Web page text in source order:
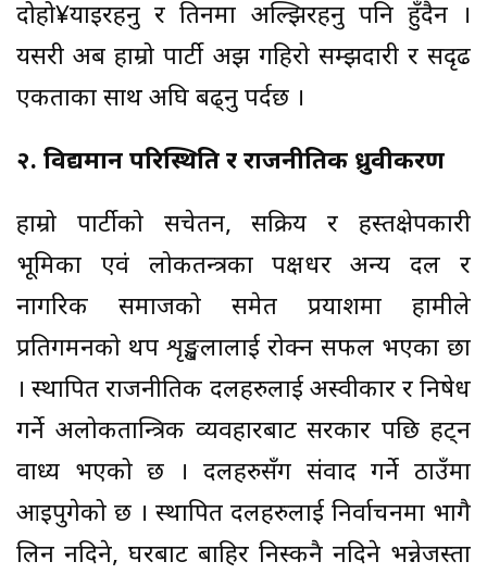
दोहो¥याइरहनु र तिनमा अल्झिरहनु पनि हुँदैन ।
यसरी अब हाम्रो पार्टी अझ गहिरो सम्झदारी र सदृढ
एकताका साथ अघि बढ्नु पर्दछ ।
२. विद्यमान परिस्थिति र राजनीतिक ध्रुवीकरण
हाम्रो पार्टीको सचेतन, सक्रिय र हस्तक्षेपकारी
भूमिका एवं लोकतन्त्रका पक्षधर अन्य दल र
नागरिक समाजको समेत प्रयाशमा हामीले
प्रतिगमनको थप शृङ्खलालाई रोक्न सफल भएका छौँ
। स्थापित राजनीतिक दलहरुलाई अस्वीकार र निषेध
गर्ने अलोकतान्त्रिक व्यवहारबाट सरकार पछि हट्न
वाध्य भएको छ । दलहरुसँग संवाद गर्ने ठाउँमा
आइपुगेको छ । स्थापित दलहरुलाई निर्वाचनमा भागै
लिन नदिने, घरबाट बाहिर निस्कनै नदिने भन्नेजस्ता